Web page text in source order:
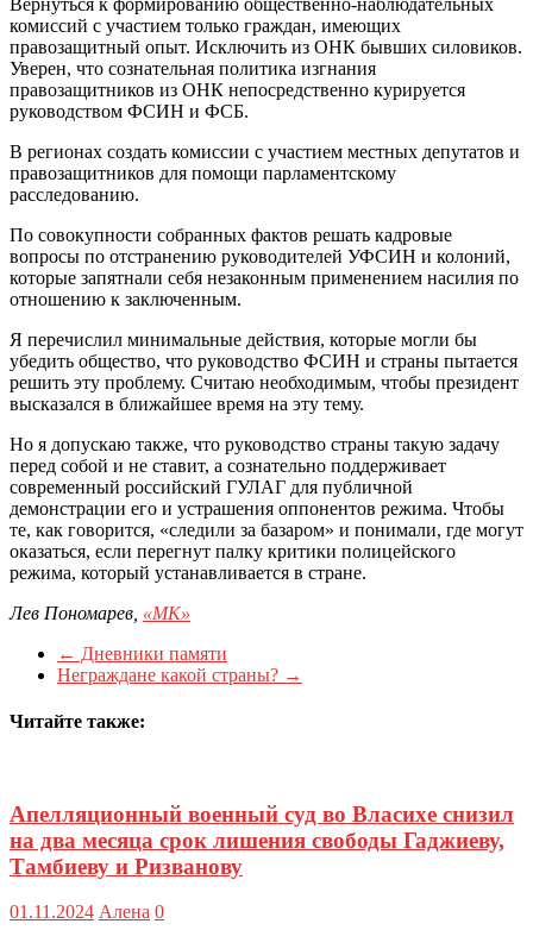
комиссий с участием только граждан, имеющих
правозащитный опыт. Исключить из ОНК бывших силовиков.
Уверен, что сознательная политика изгнания
правозащитников из ОНК непосредственно курируется
руководством ФСИН и ФСБ.
В регионах создать комиссии с участием местных депутатов и
правозащитников для помощи парламентскому
расследованию.
По совокупности собранных фактов решать кадровые
вопросы по отстранению руководителей УФСИН и колоний,
которые запятнали себя незаконным применением насилия по
отношению к заключенным.
Я перечислил минимальные действия, которые могли бы
убедить общество, что руководство ФСИН и страны пытается
решить эту проблему. Считаю необходимым, чтобы президент
высказался в ближайшее время на эту тему.
Но я допускаю также, что руководство страны такую задачу
перед собой и не ставит, а сознательно поддерживает
современный российский ГУЛАГ для публичной
демонстрации его и устрашения оппонентов режима. Чтобы
те, как говорится, «следили за базаром» и понимали, где могут
оказаться, если перегнут палку критики полицейского
режима, который устанавливается в стране.
Лев Пономарев, «МК»
← Дневники памяти
Неграждане какой страны? →
Читайте также:
Апелляционный военный суд во Власихе снизил
на два месяца срок лишения свободы Гаджиеву,
Тамбиеву и Ризванову
01.11.2024 Алена 0